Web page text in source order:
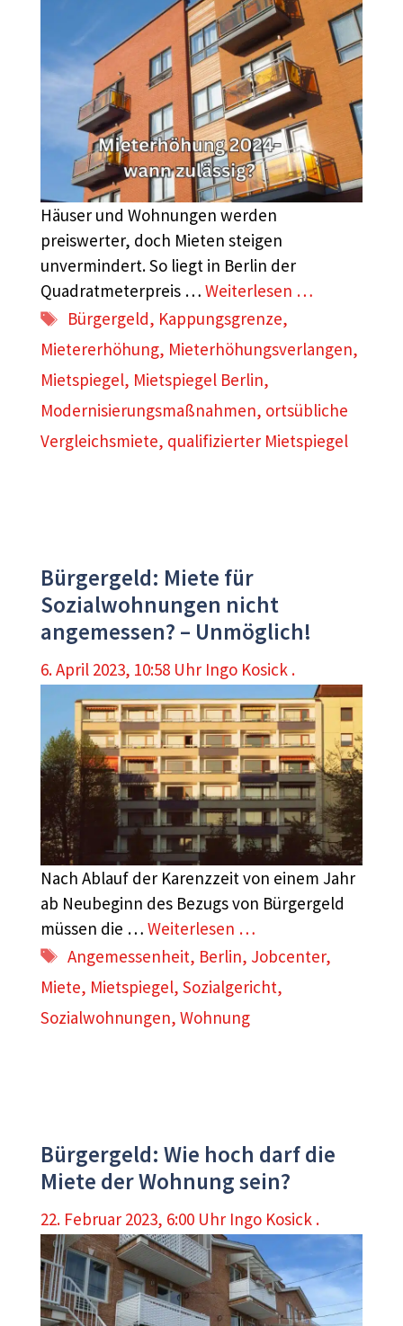
Häuser und Wohnungen werden
preiswerter, doch Mieten steigen
unvermindert. So liegt in Berlin der
Quadratmeterpreis … Weiterlesen …
Schlagwörter
Bürgergeld, Kappungsgrenze,
Mietererhöhung, Mieterhöhungsverlangen,
Mietspiegel, Mietspiegel Berlin,
Modernisierungsmaßnahmen, ortsübliche
Vergleichsmiete, qualifizierter Mietspiegel
Bürgergeld: Miete für
Sozialwohnungen nicht
angemessen? – Unmöglich!
6. April 2023, 10:58 Uhr Ingo Kosick .
Nach Ablauf der Karenzzeit von einem Jahr
ab Neubeginn des Bezugs von Bürgergeld
müssen die … Weiterlesen …
Schlagwörter
Angemessenheit, Berlin, Jobcenter,
Miete, Mietspiegel, Sozialgericht,
Sozialwohnungen, Wohnung
Bürgergeld: Wie hoch darf die
Miete der Wohnung sein?
22. Februar 2023, 6:00 Uhr Ingo Kosick .